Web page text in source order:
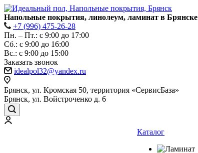
Напольные покрытия, линолеум, ламинат в Брянске
+7 (996) 475-26-28
Пн. – Пт.: с 9:00 до 17:00
Сб.: с 9:00 до 16:00
Bc.: с 9:00 до 15:00
Заказать звонок
idealpol32@yandex.ru
Брянск, ул. Кромская 50, территория «СервисБаза»
Брянск, ул. Войстроченко д. 6
Каталог